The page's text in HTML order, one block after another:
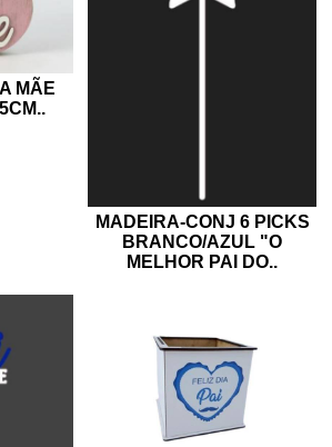
MÃE
..
MADEIRA-CONJ 6 PICKS
BRANCO/AZUL "O
MELHOR PAI DO..